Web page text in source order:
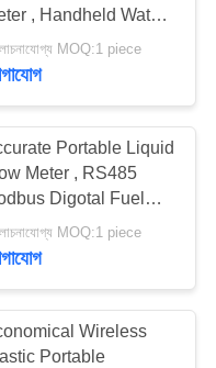
, Handheld Water
Meter
MOQ:1 piece
Portable Liquid
Meter , RS485
Digotal Fuel
Meter
MOQ:1 piece
Wireless
Portable